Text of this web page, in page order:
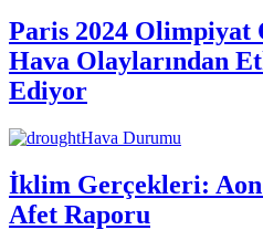
Paris 2024 Olimpiyat
Hava Olaylarından
Ediyor
Hava Durumu
İklim Gerçekleri:
Afet Raporu